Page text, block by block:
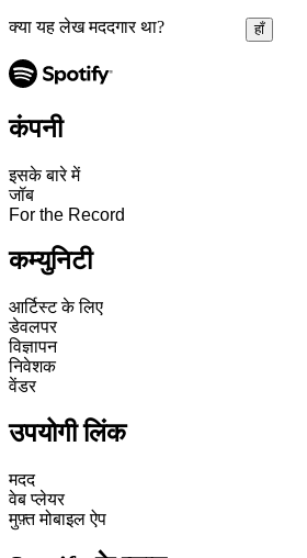
क्या यह लेख मददगार था? हाँ
कंपनी
इसके बारे में
जॉब
For the Record
कम्युनिटी
आर्टिस्ट के लिए
डेवलपर
विज्ञापन
निवेशक
वेंडर
उपयोगी लिंक
मदद
वेब प्लेयर
मुफ़्त मोबाइल ऐप